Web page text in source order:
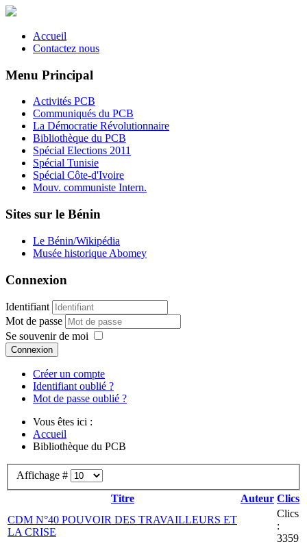
Accueil
Contactez nous
Menu Principal
Activités PCB
Communiqués du PCB
La Démocratie Révolutionnaire
Bibliothèque du PCB
Spécial Elections 2011
Spécial Tunisie
Spécial Côte-d'Ivoire
Mouv. communiste Intern.
Sites sur le Bénin
Le Bénin/Wikipédia
Musée historique Abomey
Connexion
Identifiant
Mot de passe
Se souvenir de moi
Connexion
Créer un compte
Identifiant oublié ?
Mot de passe oublié ?
Vous êtes ici :
Accueil
Bibliothèque du PCB
Affichage #
Titre
Auteur Clics
CDM N°40 POUVOIR DES TRAVAILLEURS ET
LA CRISE
Clics
:
3359